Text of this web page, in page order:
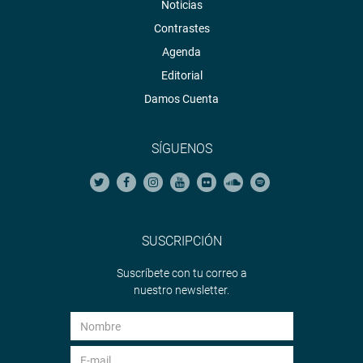
Proyecto de Agenda Legislativa 2023-2024 (2)
OFICINA DE COMUNICACIONES E IMAGEN
Noticias
Contrastes
Agenda
Editorial
Damos Cuenta
SÍGUENOS
SUSCRIPCIÓN
Suscríbete con tu correo a
nuestro newsletter.